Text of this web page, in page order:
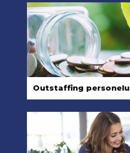
Outstaffing personelu